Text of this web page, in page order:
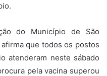
do Município de São
que todos os postos
atenderam neste sábado
pela vacina superou